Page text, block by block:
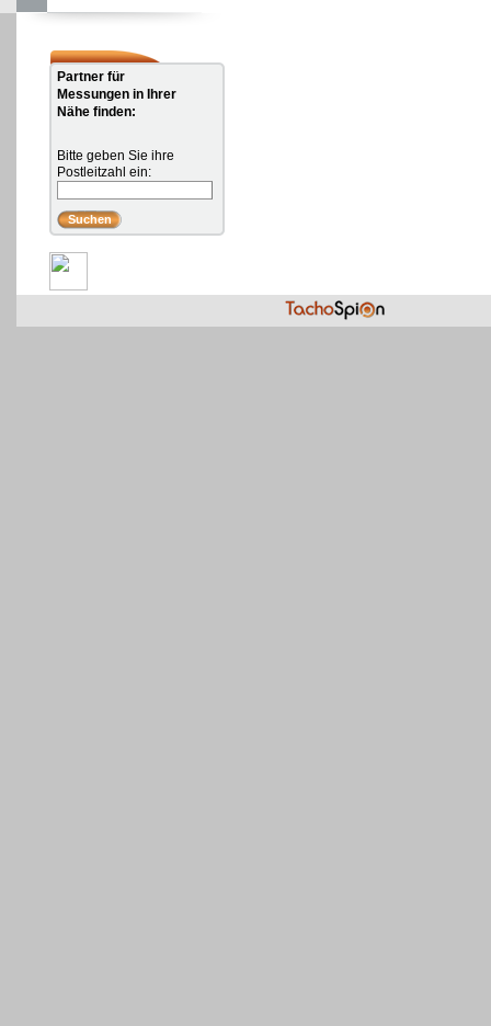
Partner für
Messungen in Ihrer
Nähe finden:
Bitte geben Sie ihre
Postleitzahl ein: